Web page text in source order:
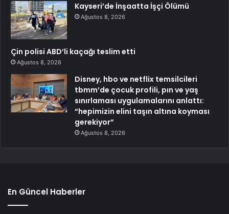
Kayseri’de İnşaatta İşçi Ölümü
Ağustos 8, 2026
Çin polisi ABD’li kaçağı teslim etti
Ağustos 8, 2026
Disney, hbo ve netflix temsilcileri
tbmm’de çocuk profili, pın ve yaş
sınırlaması uygulamalarını anlattı:
“hepimizin elini taşın altına koyması
gerekiyor”
Ağustos 8, 2026
En Güncel Haberler